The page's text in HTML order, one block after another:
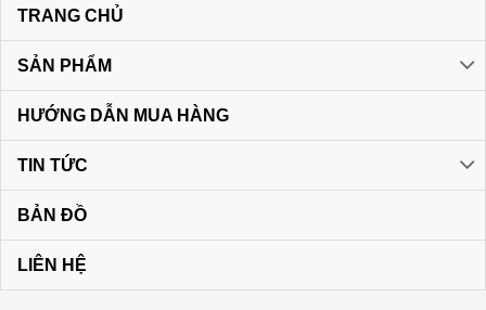
TRANG CHỦ
SẢN PHẨM
HƯỚNG DẪN MUA HÀNG
TIN TỨC
BẢN ĐỒ
LIÊN HỆ